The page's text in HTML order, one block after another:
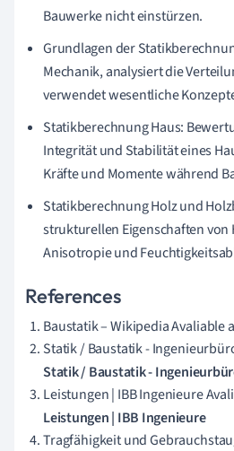
Bauwerke nicht einstürzen.
Grundlagen der
Mechanik, analysiert die
verwendet wesentliche
Statikberechnung Haus:
Integrität und Stabilität eines
Kräfte und Momente während
Statikberechnung Holz und
strukturellen Eigenschaften von
Anisotropie und
References
Baustatik – Wikipedia Avaliable
Statik / Baustatik -
Statik / Baustatik -
Leistungen | IBB Ingenieure
Leistungen | IBB Ingenieure
Tragfähigkeit und